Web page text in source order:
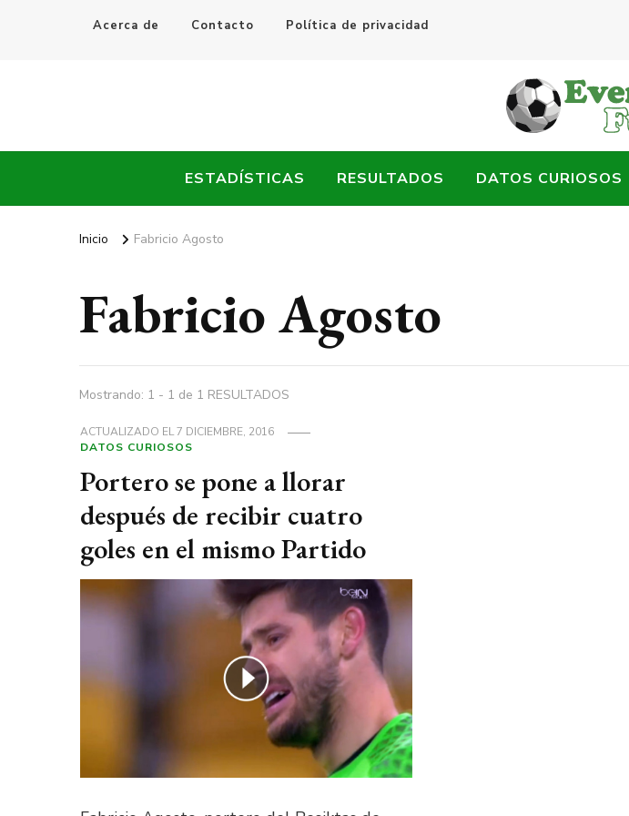
Acerca de Contacto Política de privacidad
Every Fútbol
ESTADÍSTICAS RESULTADOS DATOS CURIOSOS
Inicio Fabricio Agosto
Fabricio Agosto
Mostrando: 1 - 1 de 1 RESULTADOS
ACTUALIZADO EL7 DICIEMBRE, 2016
DATOS CURIOSOS
Portero se pone a llorar
después de recibir cuatro
goles en el mismo Partido